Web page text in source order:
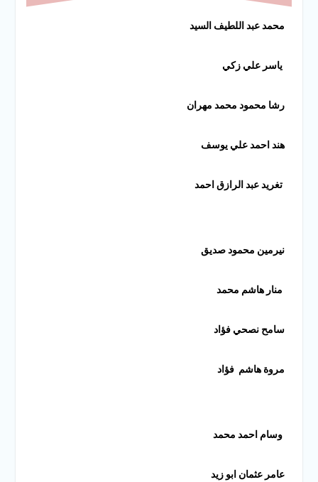
محمد عبد اللطيف السيد
ياسر علي زكي
رشا محمود محمد مهران
هند احمد علي يوسف
تغريد عبد الرازق احمد
نيرمين محمود صديق
منار هاشم محمد
سامح نصحي فؤاد
مروة هاشم فؤاد
وسام احمد محمد
عامر عثمان ابو زيد